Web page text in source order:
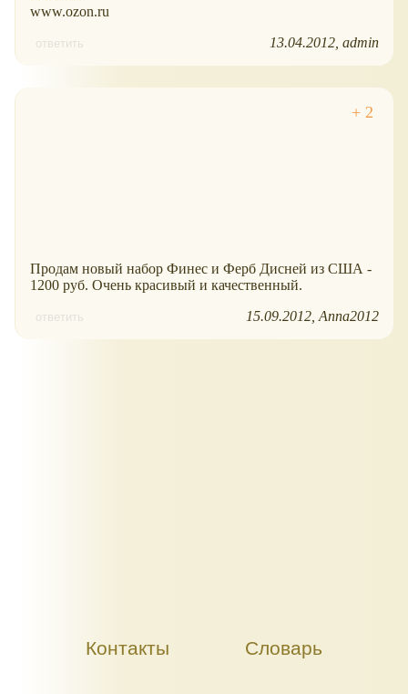
www.ozon.ru
ответить 13.04.2012 admin
Продам новый набор Финес и Ферб Дисней из США -
1200 руб. Очень красивый и качественный.
ответить 15.09.2012 Anna2012
Контакты Словарь